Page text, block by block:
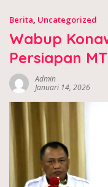
Berita, Uncategorized
Wabup
Persiapan
Admin
Januari 14, 2026